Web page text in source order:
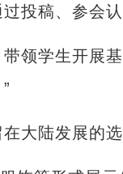
稿、参会认
学生开展基
大陆发展的选